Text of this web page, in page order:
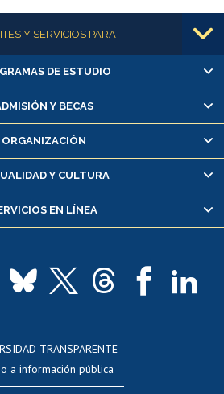
Y SERVICIOS PARA
os y exalumnas/os
Matrícula en línea
y cambio de asignaturas
y certificado de notas
médico y dental
arancel y crédito alumnos
Docentes
Portafolio Académico
DE ESTUDIO
Y BECAS
ORGANIZACIÓN
Y CULTURA
EN LÍNEA
TRANSPARENTE
a información pública